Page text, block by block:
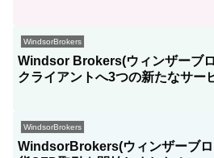
WindsorBrokers
Windsor Brokers(ウィンザーブ
クライアントへ3つの新たなサー
WindsorBrokers
WindsorBrokers(ウィンザーブ